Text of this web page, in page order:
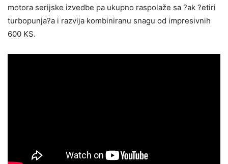
motora serijske izvedbe pa ukupno raspolaže sa ?ak ?etiri
turbopunja?a i razvija kombiniranu snagu od impresivnih
600 KS.